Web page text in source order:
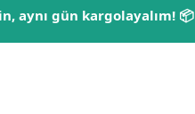
aynı gün kargolayalım! 📦